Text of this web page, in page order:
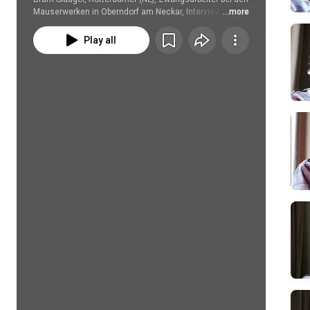
Mauserwerken in Oberndorf am Neckar, Interview an
seinem 9O-zigsten Geburtstag zu seinen Arbeitseinsatz
von 1943-1945.
...more
Play all